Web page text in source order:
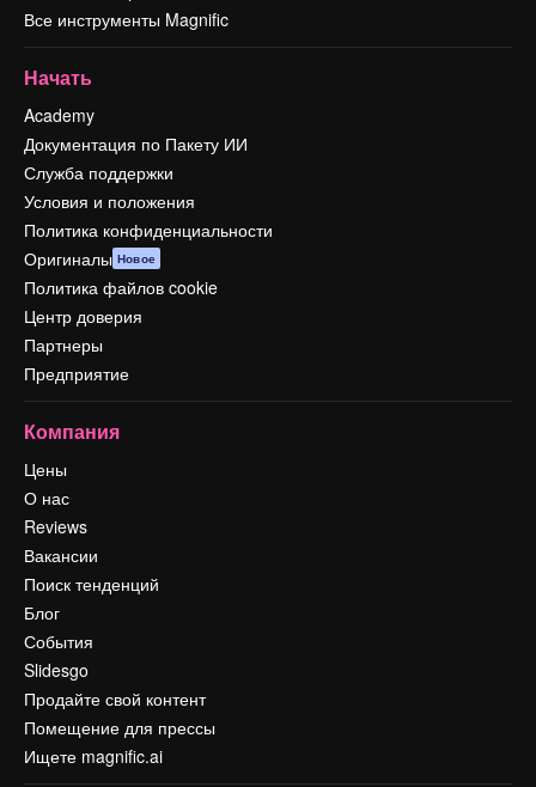
Все инструменты Magnific
Начать
Academy
Документация по Пакету ИИ
Служба поддержки
Условия и положения
Политика конфиденциальности
Оригиналы Новое
Политика файлов cookie
Центр доверия
Партнеры
Предприятие
Компания
Цены
О нас
Reviews
Вакансии
Поиск тенденций
Блог
События
Slidesgo
Продайте свой контент
Помещение для прессы
Ищете magnific.ai